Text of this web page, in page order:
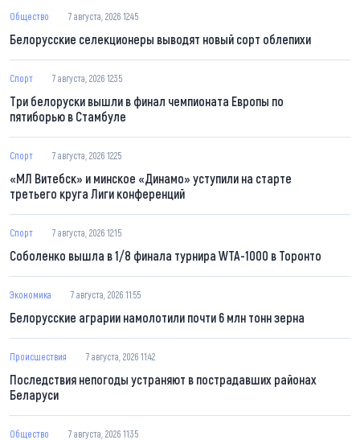
Общество 7 августа, 2026 12:45
Белорусские селекционеры выводят новый сорт облепихи
Спорт 7 августа, 2026 12:35
Три белоруски вышли в финал чемпионата Европы по
пятиборью в Стамбуле
Спорт 7 августа, 2026 12:25
«МЛ Витебск» и минское «Динамо» уступили на старте
третьего круга Лиги конференций
Спорт 7 августа, 2026 12:15
Соболенко вышла в 1/8 финала турнира WTA-1000 в Торонто
Экономика 7 августа, 2026 11:55
Белорусские аграрии намолотили почти 6 млн тонн зерна
Происшествия 7 августа, 2026 11:42
Последствия непогоды устраняют в пострадавших районах
Беларуси
Общество 7 августа, 2026 11:35